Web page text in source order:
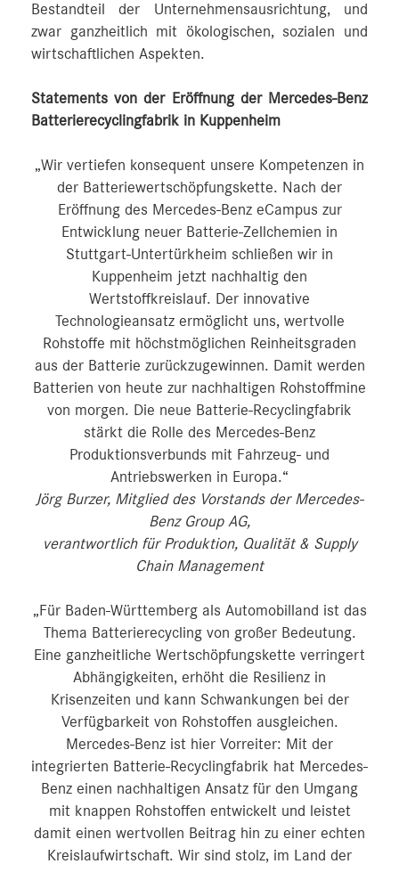
Bestandteil der Unternehmensausrichtung, und
zwar ganzheitlich mit ökologischen, sozialen und
wirtschaftlichen Aspekten.
Statements von der Eröffnung der Mercedes-Benz
Batterierecyclingfabrik in Kuppenheim
„Wir vertiefen konsequent unsere Kompetenzen in
der Batteriewertschöpfungskette. Nach der
Eröffnung des Mercedes-Benz eCampus zur
Entwicklung neuer Batterie-Zellchemien in
Stuttgart-Untertürkheim schließen wir in
Kuppenheim jetzt nachhaltig den
Wertstoffkreislauf. Der innovative
Technologieansatz ermöglicht uns, wertvolle
Rohstoffe mit höchstmöglichen Reinheitsgraden
aus der Batterie zurückzugewinnen. Damit werden
Batterien von heute zur nachhaltigen Rohstoffmine
von morgen. Die neue Batterie-Recyclingfabrik
stärkt die Rolle des Mercedes-Benz
Produktionsverbunds mit Fahrzeug- und
Antriebswerken in Europa.“
Jörg Burzer, Mitglied des Vorstands der Mercedes-
Benz Group AG,
verantwortlich für Produktion, Qualität & Supply
Chain Management
„Für Baden-Württemberg als Automobilland ist das
Thema Batterierecycling von großer Bedeutung.
Eine ganzheitliche Wertschöpfungskette verringert
Abhängigkeiten, erhöht die Resilienz in
Krisenzeiten und kann Schwankungen bei der
Verfügbarkeit von Rohstoffen ausgleichen.
Mercedes-Benz ist hier Vorreiter: Mit der
integrierten Batterie-Recyclingfabrik hat Mercedes-
Benz einen nachhaltigen Ansatz für den Umgang
mit knappen Rohstoffen entwickelt und leistet
damit einen wertvollen Beitrag hin zu einer echten
Kreislaufwirtschaft. Wir sind stolz, im Land der